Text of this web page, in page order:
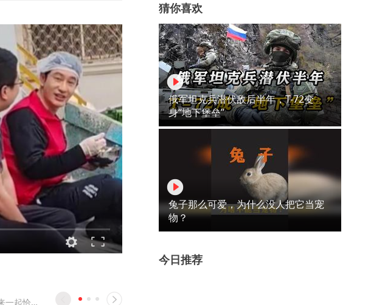
抓马星娱主打一个速度，10G冲浪看娱乐圈百态，快来一起恰瓜吧
猜你喜欢
俄军坦克兵潜伏敌后半年，T-72变
身“地下堡垒”
兔子那么可爱，为什么没人把它当宠
物？
今日推荐